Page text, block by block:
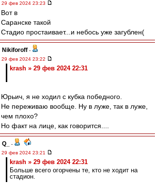
29 фев 2024 23:23
Вот в
Саранске такой
Стадио простаивает...и небось уже загублен(
Nikiforoff -
29 фев 2024 23:22
krash » 29 фев 2024 22:31
Юрьич, я не ходил с кубка победного.
Не переживаю вообще. Ну в луже, так в луже,
чем плохо?
Но факт на лице, как говорится....
Q_
-
29 фев 2024 23:21
krash » 29 фев 2024 22:31
Больше всего огорчены те, кто не ходит на
стадион.